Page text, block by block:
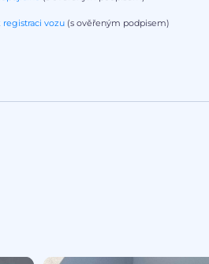
vozu(s ověřeným podpisem)